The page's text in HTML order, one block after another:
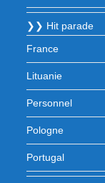
❯❯ Hit parade
France
Lituanie
Personnel
Pologne
Portugal